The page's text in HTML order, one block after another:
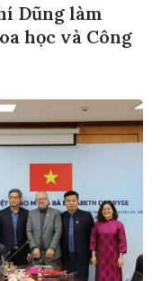
Dũng làm
học và Công